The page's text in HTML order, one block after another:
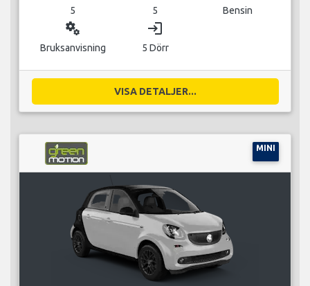
5 5 Bensin
miscellaneous_services
Bruksanvisning
login
5 Dörr
VISA DETALJER...
MINI